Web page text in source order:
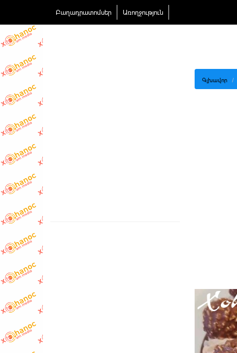
Բաղադրատոմսեր Առողջություն
Գլխավոր